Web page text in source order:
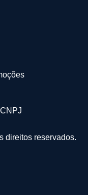
direitos reservados.